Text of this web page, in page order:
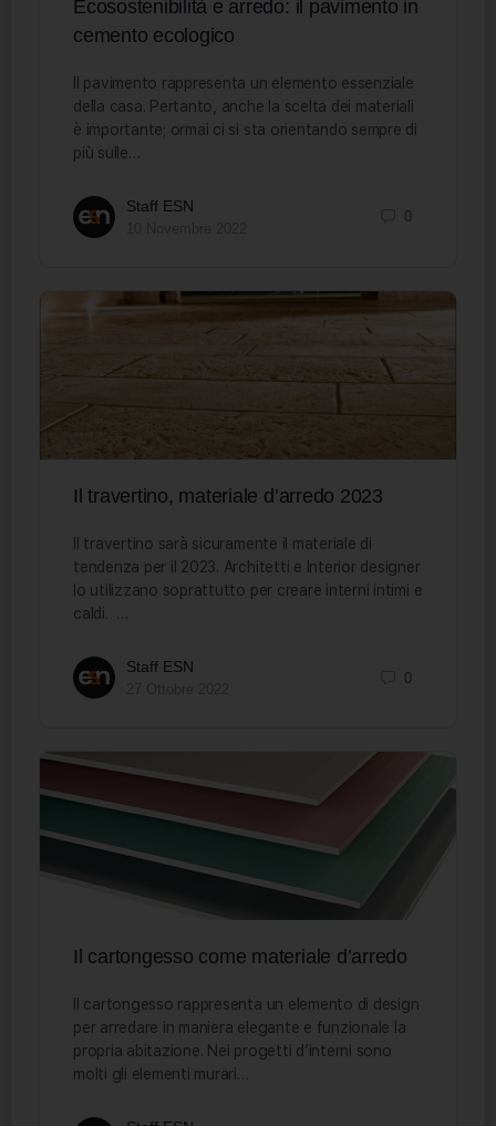
Ecosostenibilità e arredo: il pavimento in
cemento ecologico
Il pavimento rappresenta un elemento essenziale
della casa. Pertanto, anche la scelta dei materiali
è importante; ormai ci si sta orientando sempre di
più sulle…
Staff ESN
0
Il travertino, materiale d’arredo 2023
Il travertino sarà sicuramente il materiale di
tendenza per il 2023. Architetti e Interior designer
lo utilizzano soprattutto per creare interni intimi e
caldi. …
Staff ESN
0
Il cartongesso come materiale d’arredo
Il cartongesso rappresenta un elemento di design
per arredare in maniera elegante e funzionale la
propria abitazione. Nei progetti d’interni sono
molti gli elementi murari…